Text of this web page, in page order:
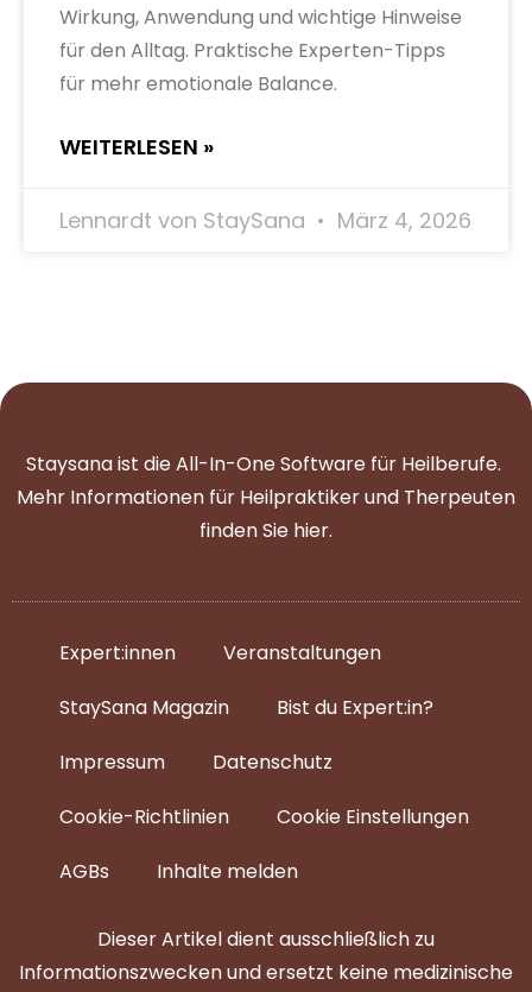
Wirkung, Anwendung und wichtige Hinweise
für den Alltag. Praktische Experten-Tipps
für mehr emotionale Balance.
WEITERLESEN »
Lennardt von StaySana März 4, 2026
Staysana ist die All-In-One Software für Heilberufe.
Mehr Informationen für Heilpraktiker und Therpeuten
finden Sie hier.
Expert:innen
Veranstaltungen
StaySana Magazin​
Bist du Expert:in?
Impressum
Datenschutz
Cookie-Richtlinien
Cookie Einstellungen
AGBs
Inhalte melden
Dieser Artikel dient ausschließlich zu
Informationszwecken und ersetzt keine medizinische